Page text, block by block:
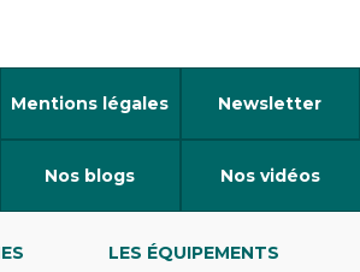
Mentions légales Newsletter
Nos blogs Nos vidéos
LES ÉQUIPEMENTS